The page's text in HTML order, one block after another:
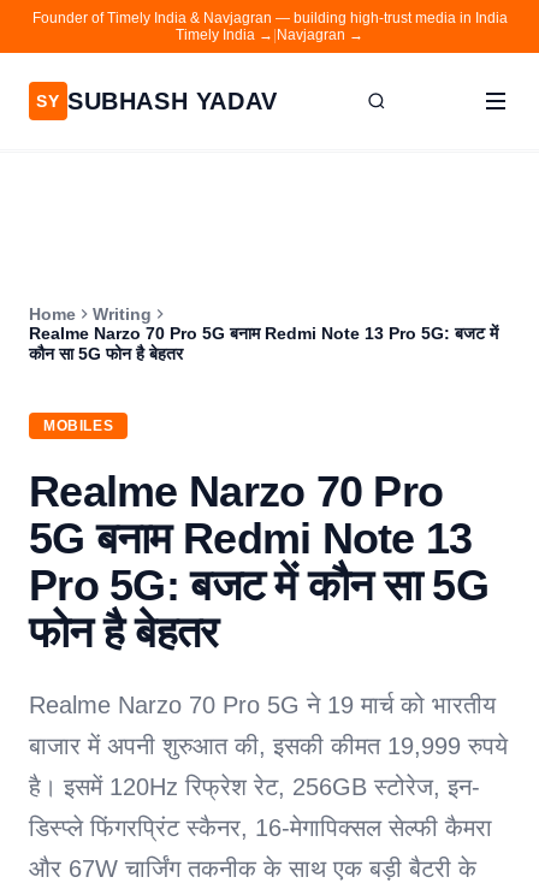
Founder of Timely India & Navjagran — building high-trust media in India
Timely India → Navjagran →
SY SUBHASH YADAV
Contact
Navjagran
Home
Writing
Realme Narzo 70 Pro 5G बनाम Redmi Note 13 Pro 5G: बजट में
कौन सा 5G फोन है बेहतर
MOBILES
Realme Narzo 70 Pro
5G बनाम Redmi Note 13
Pro 5G: बजट में कौन सा 5G
फोन है बेहतर
Realme Narzo 70 Pro 5G ने 19 मार्च को भारतीय
बाजार में अपनी शुरुआत की, इसकी कीमत 19,999 रुपये
है। इसमें 120Hz रिफ्रेश रेट, 256GB स्टोरेज, इन-
डिस्प्ले फिंगरप्रिंट स्कैनर, 16-मेगापिक्सल सेल्फी कैमरा
और 67W चार्जिंग तकनीक के साथ एक बड़ी बैटरी के